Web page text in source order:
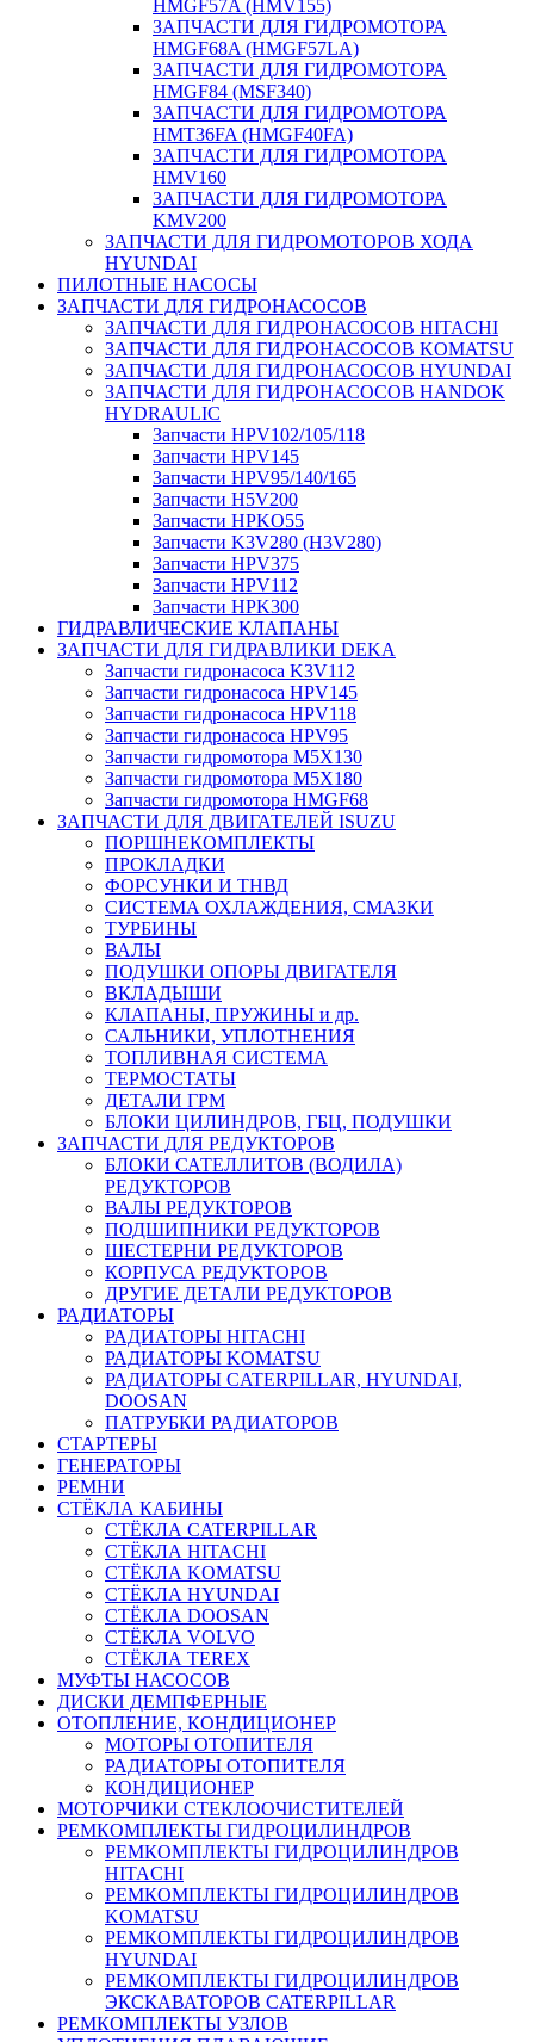
HMGF57A (HMV155)
ЗАПЧАСТИ ДЛЯ ГИДРОМОТОРА
HMGF68A (HMGF57LA)
ЗАПЧАСТИ ДЛЯ ГИДРОМОТОРА
HMGF84 (MSF340)
ЗАПЧАСТИ ДЛЯ ГИДРОМОТОРА
HMT36FA (HMGF40FA)
ЗАПЧАСТИ ДЛЯ ГИДРОМОТОРА
HMV160
ЗАПЧАСТИ ДЛЯ ГИДРОМОТОРА
KMV200
ЗАПЧАСТИ ДЛЯ ГИДРОМОТОРОВ ХОДА
HYUNDAI
ПИЛОТНЫЕ НАСОСЫ
ЗАПЧАСТИ ДЛЯ ГИДРОНАСОСОВ
ЗАПЧАСТИ ДЛЯ ГИДРОНАСОСОВ HITACHI
ЗАПЧАСТИ ДЛЯ ГИДРОНАСОСОВ KOMATSU
ЗАПЧАСТИ ДЛЯ ГИДРОНАСОСОВ HYUNDAI
ЗАПЧАСТИ ДЛЯ ГИДРОНАСОСОВ HANDOK
HYDRAULIC
Запчасти HPV102/105/118
Запчасти HPV145
Запчасти HPV95/140/165
Запчасти H5V200
Запчасти HPKO55
Запчасти K3V280 (H3V280)
Запчасти HPV375
Запчасти HPV112
Запчасти HPK300
ГИДРАВЛИЧЕСКИЕ КЛАПАНЫ
ЗАПЧАСТИ ДЛЯ ГИДРАВЛИКИ DEKA
Запчасти гидронасоса K3V112
Запчасти гидронасоса HPV145
Запчасти гидронасоса HPV118
Запчасти гидронасоса HPV95
Запчасти гидромотора M5X130
Запчасти гидромотора M5X180
Запчасти гидромотора HMGF68
ЗАПЧАСТИ ДЛЯ ДВИГАТЕЛЕЙ ISUZU
ПОРШНЕКОМПЛЕКТЫ
ПРОКЛАДКИ
ФОРСУНКИ И ТНВД
СИСТЕМА ОХЛАЖДЕНИЯ, СМАЗКИ
ТУРБИНЫ
ВАЛЫ
ПОДУШКИ ОПОРЫ ДВИГАТЕЛЯ
ВКЛАДЫШИ
КЛАПАНЫ, ПРУЖИНЫ и др.
САЛЬНИКИ, УПЛОТНЕНИЯ
ТОПЛИВНАЯ СИСТЕМА
ТЕРМОСТАТЫ
ДЕТАЛИ ГРМ
БЛОКИ ЦИЛИНДРОВ, ГБЦ, ПОДУШКИ
ЗАПЧАСТИ ДЛЯ РЕДУКТОРОВ
БЛОКИ САТЕЛЛИТОВ (ВОДИЛА)
РЕДУКТОРОВ
ВАЛЫ РЕДУКТОРОВ
ПОДШИПНИКИ РЕДУКТОРОВ
ШЕСТЕРНИ РЕДУКТОРОВ
КОРПУСА РЕДУКТОРОВ
ДРУГИЕ ДЕТАЛИ РЕДУКТОРОВ
РАДИАТОРЫ
РАДИАТОРЫ HITACHI
РАДИАТОРЫ KOMATSU
РАДИАТОРЫ CATERPILLAR, HYUNDAI,
DOOSAN
ПАТРУБКИ РАДИАТОРОВ
СТАРТЕРЫ
ГЕНЕРАТОРЫ
РЕМНИ
СТЁКЛА КАБИНЫ
СТЁКЛА CATERPILLAR
СТЁКЛА HITACHI
СТЁКЛА KOMATSU
СТЁКЛА HYUNDAI
СТЁКЛА DOOSAN
СТЁКЛА VOLVO
СТЁКЛА TEREX
МУФТЫ НАСОСОВ
ДИСКИ ДЕМПФЕРНЫЕ
ОТОПЛЕНИЕ, КОНДИЦИОНЕР
МОТОРЫ ОТОПИТЕЛЯ
РАДИАТОРЫ ОТОПИТЕЛЯ
КОНДИЦИОНЕР
МОТОРЧИКИ СТЕКЛООЧИСТИТЕЛЕЙ
РЕМКОМПЛЕКТЫ ГИДРОЦИЛИНДРОВ
РЕМКОМПЛЕКТЫ ГИДРОЦИЛИНДРОВ
HITACHI
РЕМКОМПЛЕКТЫ ГИДРОЦИЛИНДРОВ
KOMATSU
РЕМКОМПЛЕКТЫ ГИДРОЦИЛИНДРОВ
HYUNDAI
РЕМКОМПЛЕКТЫ ГИДРОЦИЛИНДРОВ
ЭКСКАВАТОРОВ CATERPILLAR
РЕМКОМПЛЕКТЫ УЗЛОВ